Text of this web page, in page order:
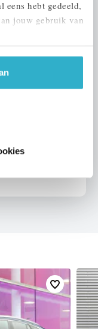
eens hebt gedeeld,
jouw gebruik van